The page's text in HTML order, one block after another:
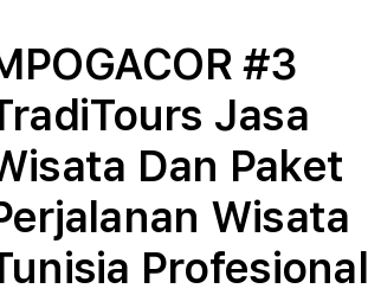
#3
Jasa
Dan Paket
Wisata
Profesional